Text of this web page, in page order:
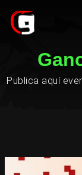
Publica aquí